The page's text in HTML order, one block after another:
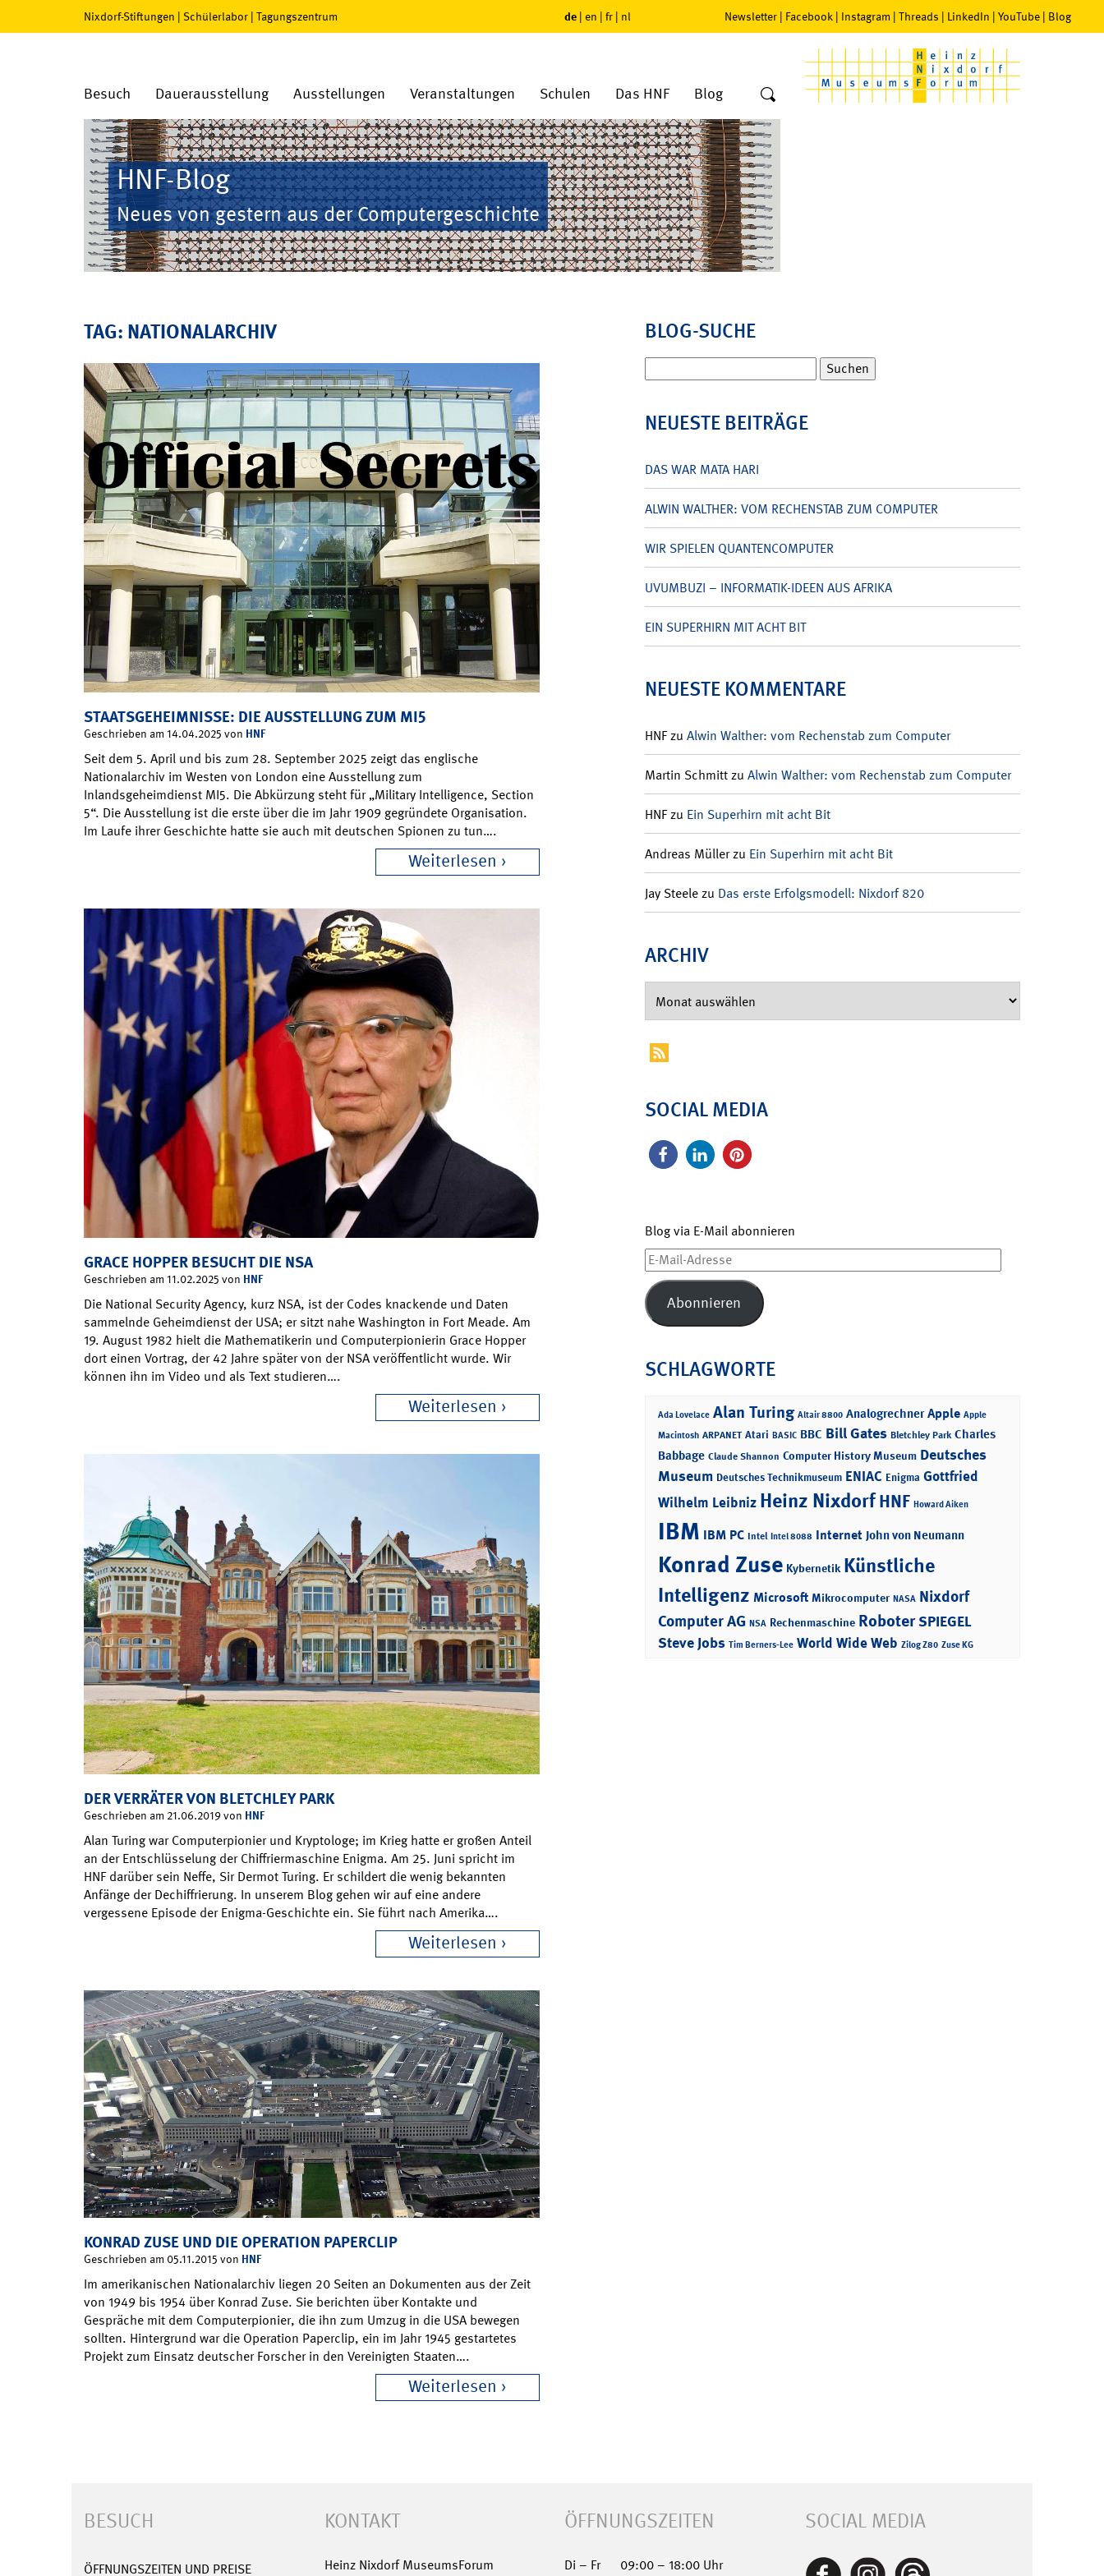
Nixdorf-Stiftungen | Schülerlabor | Tagungszentrum de | en | fr | nl Newsletter | Facebook | Instagram | Threads | LinkedIn | YouTube | Blog
Besuch Dauerausstellung Ausstellungen Veranstaltungen Schulen Das HNF Blog
HNF-Blog
Neues von gestern aus der Computergeschichte
TAG: NATIONALARCHIV
STAATSGEHEIMNISSE: DIE AUSSTELLUNG ZUM MI5
Geschrieben am 14.04.2025 von HNF
Seit dem 5. April und bis zum 28. September 2025 zeigt das englische
Nationalarchiv im Westen von London eine Ausstellung zum
Inlandsgeheimdienst MI5. Die Abkürzung steht für „Military Intelligence, Section
5“. Die Ausstellung ist die erste über die im Jahr 1909 gegründete Organisation.
Im Laufe ihrer Geschichte hatte sie auch mit deutschen Spionen zu tun….
Weiterlesen
GRACE HOPPER BESUCHT DIE NSA
Geschrieben am 11.02.2025 von HNF
Die National Security Agency, kurz NSA, ist der Codes knackende und Daten
sammelnde Geheimdienst der USA; er sitzt nahe Washington in Fort Meade. Am
19. August 1982 hielt die Mathematikerin und Computerpionierin Grace Hopper
dort einen Vortrag, der 42 Jahre später von der NSA veröffentlicht wurde. Wir
können ihn im Video und als Text studieren….
Weiterlesen
DER VERRÄTER VON BLETCHLEY PARK
Geschrieben am 21.06.2019 von HNF
Alan Turing war Computerpionier und Kryptologe; im Krieg hatte er großen Anteil
an der Entschlüsselung der Chiffriermaschine Enigma. Am 25. Juni spricht im
HNF darüber sein Neffe, Sir Dermot Turing. Er schildert die wenig bekannten
Anfänge der Dechiffrierung. In unserem Blog gehen wir auf eine andere
vergessene Episode der Enigma-Geschichte ein. Sie führt nach Amerika….
Weiterlesen
KONRAD ZUSE UND DIE OPERATION PAPERCLIP
Geschrieben am 05.11.2015 von HNF
Im amerikanischen Nationalarchiv liegen 20 Seiten an Dokumenten aus der Zeit
von 1949 bis 1954 über Konrad Zuse. Sie berichten über Kontakte und
Gespräche mit dem Computerpionier, die ihn zum Umzug in die USA bewegen
sollten. Hintergrund war die Operation Paperclip, ein im Jahr 1945 gestartetes
Projekt zum Einsatz deutscher Forscher in den Vereinigten Staaten….
Weiterlesen
BLOG-SUCHE
nach:
NEUESTE BEITRÄGE
DAS WAR MATA HARI
ALWIN WALTHER: VOM RECHENSTAB ZUM COMPUTER
WIR SPIELEN QUANTENCOMPUTER
UVUMBUZI – INFORMATIK-IDEEN AUS AFRIKA
EIN SUPERHIRN MIT ACHT BIT
NEUESTE KOMMENTARE
HNFzu Alwin Walther: vom Rechenstab zum Computer
Martin Schmittzu Alwin Walther: vom Rechenstab zum Computer
HNFzu Ein Superhirn mit acht Bit
Andreas Müllerzu Ein Superhirn mit acht Bit
Jay Steelezu Das erste Erfolgsmodell: Nixdorf 820
ARCHIV
SOCIAL MEDIA
Blog via E-Mail abonnieren
E-
Mail-
Adresse
Abonnieren
SCHLAGWORTE
Ada Lovelace Alan Turing Altair 8800 Analogrechner Apple Apple
Macintosh ARPANET Atari BASIC BBC Bill Gates Bletchley Park Charles
Babbage Claude Shannon Computer History Museum Deutsches
Museum Deutsches Technikmuseum ENIAC Enigma Gottfried
Wilhelm Leibniz Heinz NixdorfHNF Howard Aiken
IBM IBM PC Intel Intel 8088 Internet John von Neumann
Konrad Zuse Kybernetik Künstliche
Intelligenz Microsoft Mikrocomputer NASA Nixdorf
Computer AG NSA Rechenmaschine RoboterSPIEGEL
Steve Jobs Tim Berners-Lee World Wide Web Zilog Z80 Zuse KG
BESUCH
ÖFFNUNGSZEITEN UND PREISE
KONTAKT
Heinz Nixdorf MuseumsForum
ÖFFNUNGSZEITEN
Di – Fr
09:00 – 18:00 Uhr
SOCIAL MEDIA